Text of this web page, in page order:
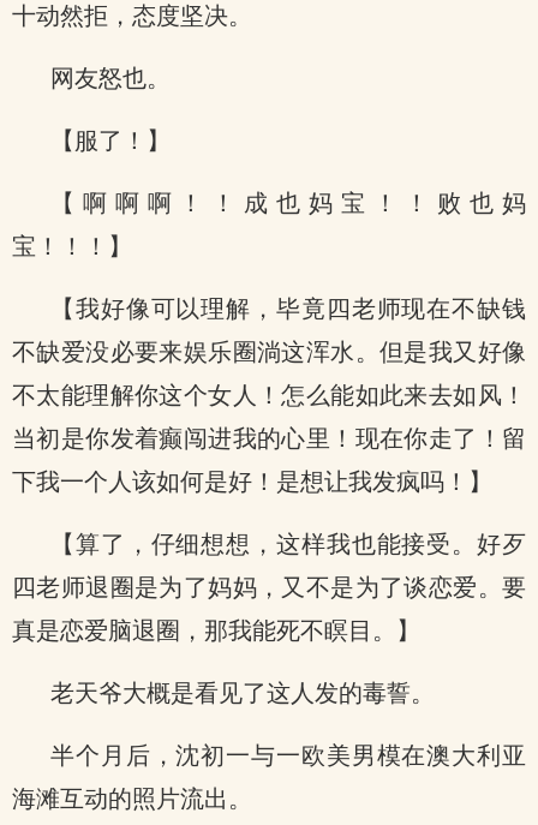
十动然拒，态度坚决。
网友怒也。
【服了！】
【啊啊啊！！成也妈宝！！败也妈
宝！！！】
【我好像可以理解，毕竟四老师现在不缺钱
不缺爱没必要来娱乐圈淌这浑水。但是我又好像
不太能理解你这个女人！怎么能如此来去如风！
当初是你发着癫闯进我的心里！现在你走了！留
下我一个人该如何是好！是想让我发疯吗！】
【算了，仔细想想，这样我也能接受。好歹
四老师退圈是为了妈妈，又不是为了谈恋爱。要
真是恋爱脑退圈，那我能死不瞑目。】
老天爷大概是看见了这人发的毒誓。
半个月后，沈初一与一欧美男模在澳大利亚
海滩互动的照片流出。